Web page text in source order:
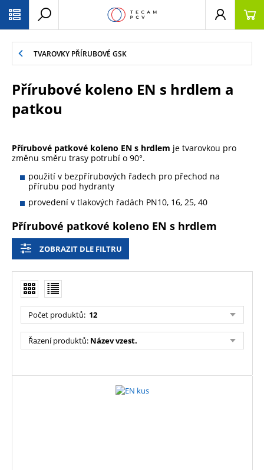
TVAROVKY PŘÍRUBOVÉ GSK
Přírubové koleno EN s hrdlem a
patkou
Přírubové patkové koleno EN s hrdlem je tvarovkou pro
změnu směru trasy potrubí o 90°.
použití v bezpřírubových řadech pro přechod na
přírubu pod hydranty
provedení v tlakových řadách PN10, 16, 25, 40
Přírubové patkové koleno EN s hrdlem
ZOBRAZIT DLE FILTRU
Počet produktů: 12
Řazení produktů: Název vzest.